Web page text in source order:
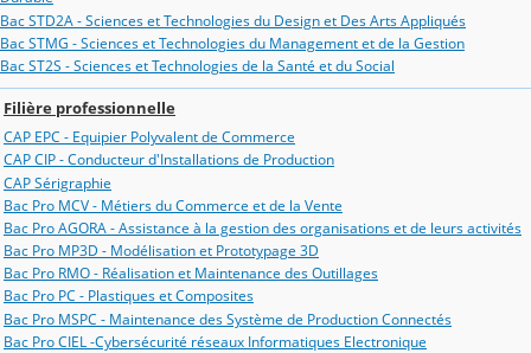
Bac STD2A - Sciences et Technologies du Design et Des Arts Appliqués
Bac STMG - Sciences et Technologies du Management et de la Gestion
Bac ST2S - Sciences et Technologies de la Santé et du Social
Filière professionnelle
CAP EPC - Equipier Polyvalent de Commerce
CAP CIP - Conducteur d'Installations de Production
CAP Sérigraphie
Bac Pro MCV - Métiers du Commerce et de la Vente
Bac Pro AGORA - Assistance à la gestion des organisations et de leurs activités
Bac Pro MP3D - Modélisation et Prototypage 3D
Bac Pro RMO - Réalisation et Maintenance des Outillages
Bac Pro PC - Plastiques et Composites
Bac Pro MSPC - Maintenance des Système de Production Connectés
Bac Pro CIEL -Cybersécurité réseaux Informatiques Electronique